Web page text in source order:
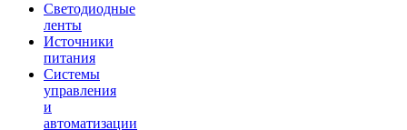
Светодиодные
ленты
Источники
питания
Системы
управления
и
автоматизации